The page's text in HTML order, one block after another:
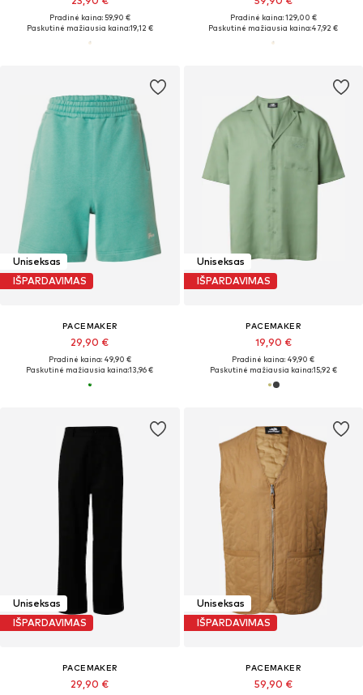
Pradinė kaina: 59,90 €
Paskutinė mažiausia kaina:19,12 €
Pradinė kaina: 129,00 €
Paskutinė mažiausia kaina:47,92 €
Uniseksas
IŠPARDAVIMAS
PACEMAKER
29,90 €
Pradinė kaina: 49,90 €
Paskutinė mažiausia kaina:13,96 €
Uniseksas
IŠPARDAVIMAS
PACEMAKER
19,90 €
Pradinė kaina: 49,90 €
Paskutinė mažiausia kaina:15,92 €
Uniseksas
IŠPARDAVIMAS
PACEMAKER
29,90 €
Uniseksas
IŠPARDAVIMAS
PACEMAKER
59,90 €